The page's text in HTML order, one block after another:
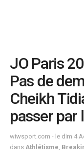
JO Paris
Pas de
Cheikh
passer par
wiwsport.com - le dim 4
dans Athlétisme